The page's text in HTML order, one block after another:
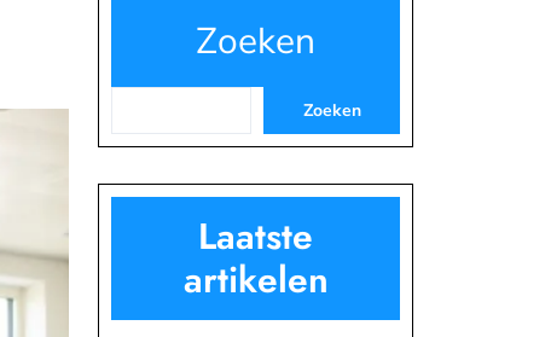
Zoeken
Zoeken
Laatste
artikelen